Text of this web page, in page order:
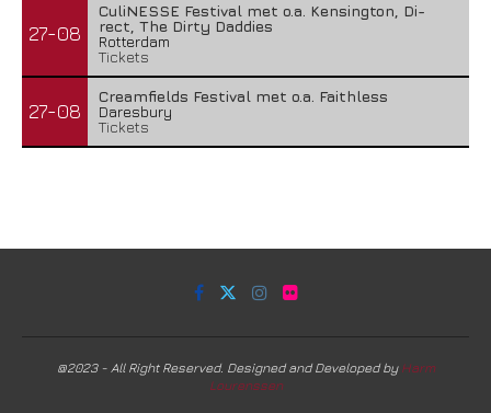
27-08
CuliNESSE Festival met o.a. Kensington, Di-
rect, The Dirty Daddies
Rotterdam
Tickets
27-08
Creamfields Festival met o.a. Faithless
Daresbury
Tickets
@2023 - All Right Reserved. Designed and Developed by Harm
Lourenssen